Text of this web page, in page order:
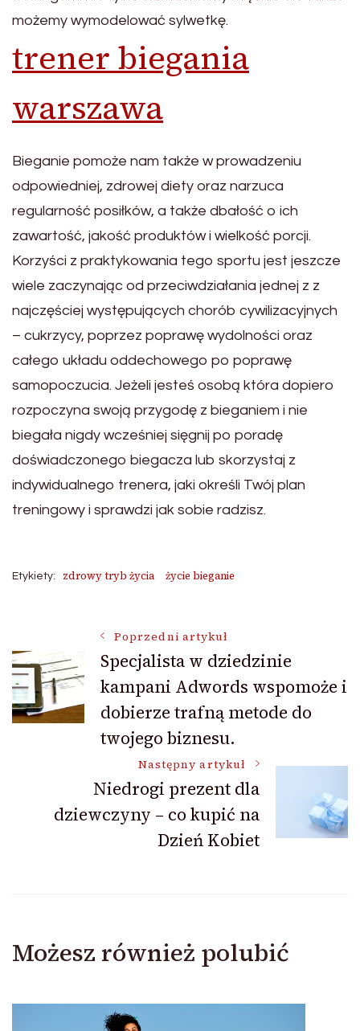
możemy wymodelować sylwetkę.
trener biegania
warszawa
Bieganie pomoże nam także w prowadzeniu
odpowiedniej, zdrowej diety oraz narzuca
regularność posiłków, a także dbałość o ich
zawartość, jakość produktów i wielkość porcji.
Korzyści z praktykowania tego sportu jest jeszcze
wiele zaczynając od przeciwdziałania jednej z z
najczęściej występujących chorób cywilizacyjnych
– cukrzycy, poprzez poprawę wydolności oraz
całego układu oddechowego po poprawę
samopoczucia. Jeżeli jesteś osobą która dopiero
rozpoczyna swoją przygodę z bieganiem i nie
biegała nigdy wcześniej sięgnij po poradę
doświadczonego biegacza lub skorzystaj z
indywidualnego trenera, jaki określi Twój plan
treningowy i sprawdzi jak sobie radzisz.
Etykiety: zdrowy tryb życia życie bieganie
Nawigacja
wpisu
Poprzedni artykuł
Specjalista w dziedzinie
kampani Adwords wspomoże i
dobierze trafną metode do
twojego biznesu.
Następny artykuł
Niedrogi prezent dla
dziewczyny – co kupić na
Dzień Kobiet
Możesz również polubić